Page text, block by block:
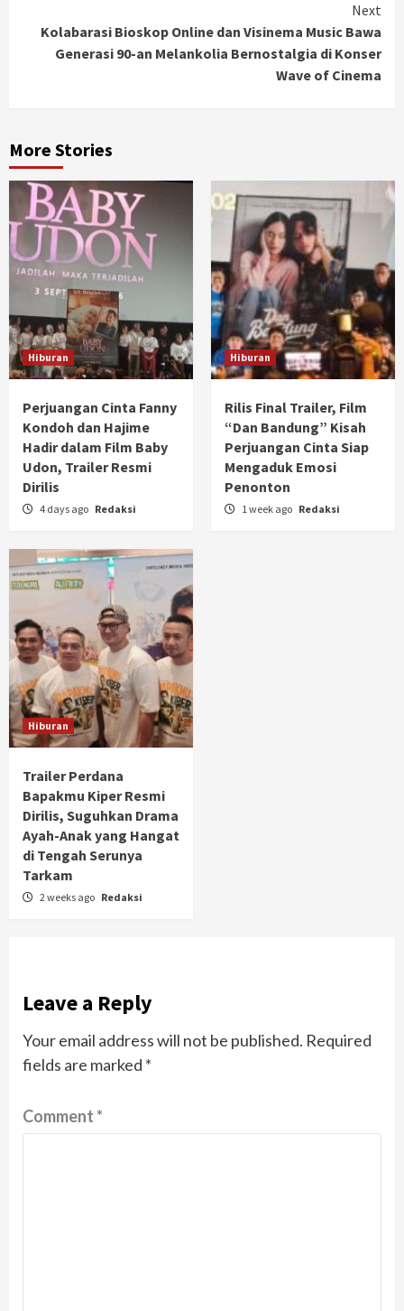
Next
Kolabarasi Bioskop Online dan Visinema Music Bawa
Generasi 90-an Melankolia Bernostalgia di Konser
Wave of Cinema
More Stories
Hiburan
Perjuangan Cinta Fanny
Kondoh dan Hajime
Hadir dalam Film Baby
Udon, Trailer Resmi
Dirilis
4 days ago Redaksi
Hiburan
Rilis Final Trailer, Film
“Dan Bandung” Kisah
Perjuangan Cinta Siap
Mengaduk Emosi
Penonton
1 week ago Redaksi
Hiburan
Trailer Perdana
Bapakmu Kiper Resmi
Dirilis, Suguhkan Drama
Ayah-Anak yang Hangat
di Tengah Serunya
Tarkam
2 weeks ago Redaksi
Leave a Reply
Your email address will not be published. Required
fields are marked *
Comment*